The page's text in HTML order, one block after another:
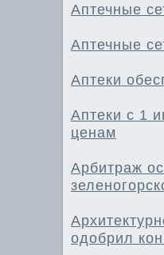
Аптечные
Аптечные
Аптеки
Аптеки с 1
ценам
Арбитраж
одобрил